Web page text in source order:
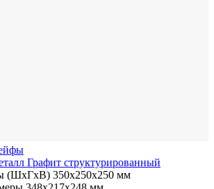
Графит структурированный
(ШхГхВ) 350x250x250 мм